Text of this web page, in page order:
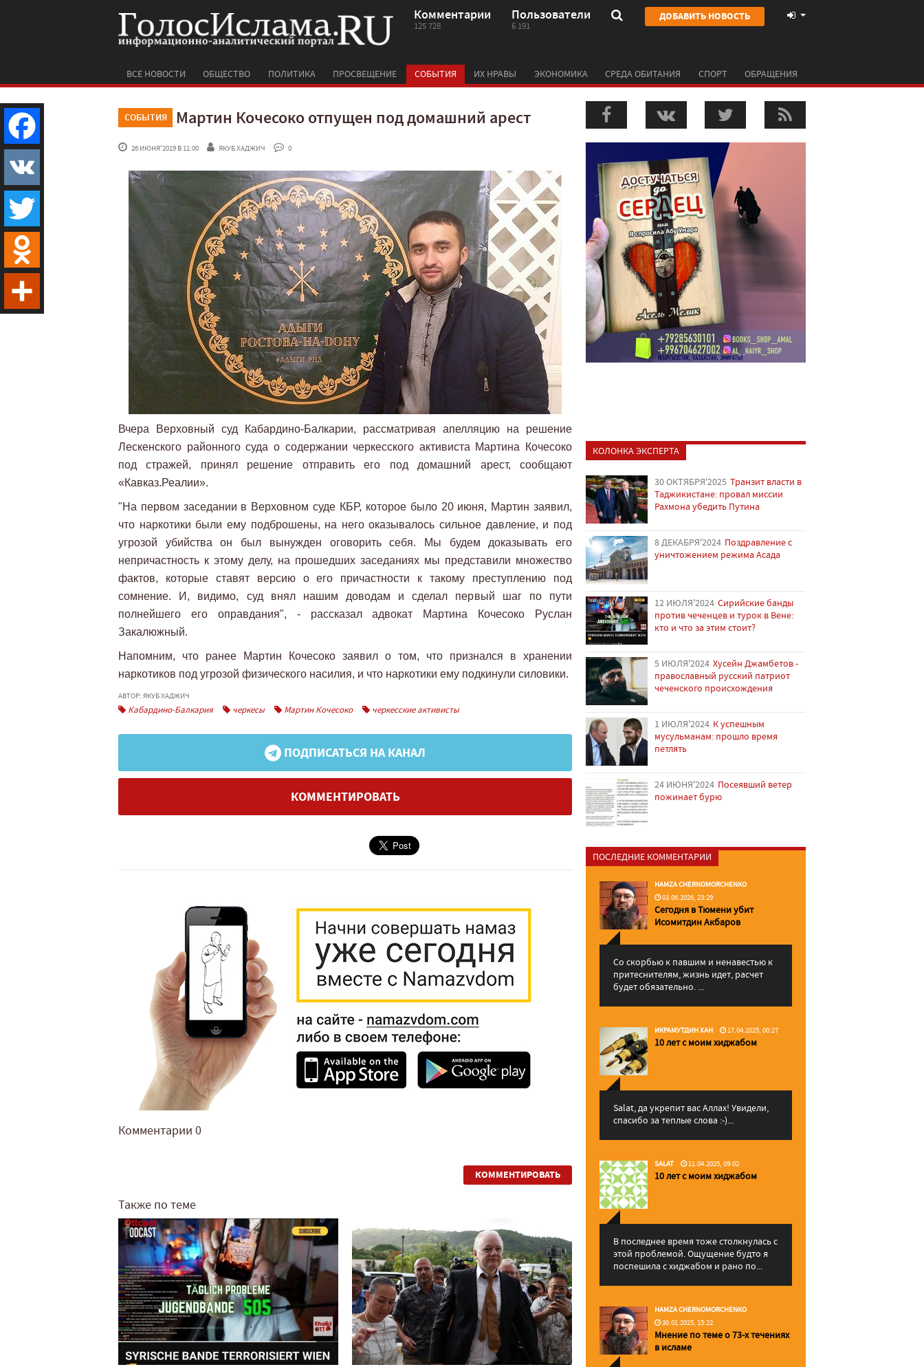
Комментарии
125 728
Пользователи
6 191
ДОБАВИТЬ НОВОСТЬ
ВСЕ НОВОСТИ ОБЩЕСТВО ПОЛИТИКА ПРОСВЕЩЕНИЕ СОБЫТИЯ ИХ НРАВЫ ЭКОНОМИКА СРЕДА ОБИТАНИЯ СПОРТ ОБРАЩЕНИЯ
СОБЫТИЯ Мартин Кочесоко отпущен под домашний арест
26 ИЮНЯ'2019 В 11:00 ЯКУБ ХАДЖИЧ 0
Вчера Верховный суд Кабардино-Балкарии, рассматривая апелляцию на решение
Лескенского районного суда о содержании черкесского активиста Мартина Кочесоко
под стражей, принял решение отправить его под домашний арест, сообщают
«Кавказ.Реалии».
"На первом заседании в Верховном суде КБР, которое было 20 июня, Мартин заявил,
что наркотики были ему подброшены, на него оказывалось сильное давление, и под
угрозой убийства он был вынужден оговорить себя. Мы будем доказывать его
непричастность к этому делу, на прошедших заседаниях мы представили множество
фактов, которые ставят версию о его причастности к такому преступлению под
сомнение. И, видимо, суд внял нашим доводам и сделал первый шаг по пути
полнейшего его оправдания", - рассказал адвокат Мартина Кочесоко Руслан
Закалюжный.
Напомним, что ранее Мартин Кочесоко заявил о том, что признался в хранении
наркотиков под угрозой физического насилия, и что наркотики ему подкинули силовики.
АВТОР: ЯКУБ ХАДЖИЧ
Кабардино-Балкария черкесы Мартин Кочесоко черкесские активисты
ПОДПИСАТЬСЯ НА КАНАЛ
КОММЕНТИРОВАТЬ
Комментарии 0
КОММЕНТИРОВАТЬ
Также по теме
КОЛОНКА ЭКСПЕРТА
30 ОКТЯБРЯ'2025 Транзит власти в
Таджикистане: провал миссии
Рахмона убедить Путина
8 ДЕКАБРЯ'2024 Поздравление с
уничтожением режима Асада
12 ИЮЛЯ'2024 Сирийские банды
против чеченцев и турок в Вене:
кто и что за этим стоит?
5 ИЮЛЯ'2024 Хусейн Джамбетов -
православный русский патриот
чеченского происхождения
1 ИЮЛЯ'2024 К успешным
мусульманам: прошло время
петлять
24 ИЮНЯ'2024 Посеявший ветер
пожинает бурю
ПОСЛЕДНИЕ КОММЕНТАРИИ
HAMZA CHERNOMORCHENKO
03.06.2026, 23:29
Сегодня в Тюмени убит
Исомитдин Акбаров
Со скорбью к павшим и ненавестью к
притеснителям, жизнь идет, расчет
будет обязательно. ...
ИКРАМУТДИН ХАН 17.04.2025, 00:27
10 лет с моим хиджабом
Salat, да укрепит вас Аллаx! Увидели,
спасибо за теплые слова :-)...
SALAT 11.04.2025, 09:02
10 лет с моим хиджабом
В последнее время тоже столкнулась с
этой проблемой. Ощущение будто я
поспешила с хиджабом и рано по...
HAMZA CHERNOMORCHENKO
30.01.2025, 15:22
Мнение по теме о 73-х течениях
в исламе
Facebook
VK
Twitter
Odnoklassniki